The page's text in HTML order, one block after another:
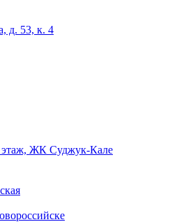
д. 53, к. 4
этаж, ЖК Суджук-Кале